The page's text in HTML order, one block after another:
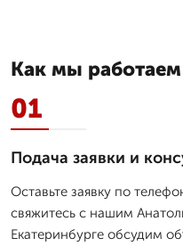
Как мы работаем
01
Подача заявки и
Оставьте заявку по
свяжитесь с нашим
Екатеринбурге обсудим